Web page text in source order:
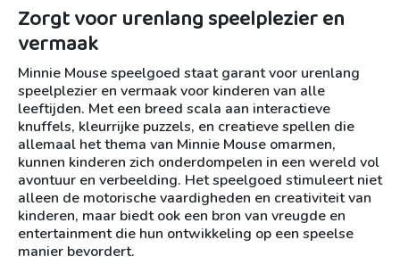
Zorgt voor urenlang speelplezier en
vermaak
Minnie Mouse speelgoed staat garant voor urenlang
speelplezier en vermaak voor kinderen van alle
leeftijden. Met een breed scala aan interactieve
knuffels, kleurrijke puzzels, en creatieve spellen die
allemaal het thema van Minnie Mouse omarmen,
kunnen kinderen zich onderdompelen in een wereld vol
avontuur en verbeelding. Het speelgoed stimuleert niet
alleen de motorische vaardigheden en creativiteit van
kinderen, maar biedt ook een bron van vreugde en
entertainment die hun ontwikkeling op een speelse
manier bevordert.